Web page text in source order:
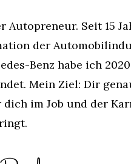
Autopreneur. Seit 15
der
Benz habe ich
Mein Ziel: Dir
im Job und der